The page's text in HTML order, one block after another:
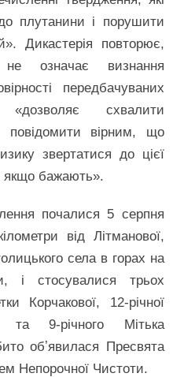
плутанини і порушити
Дикастерія повторює,
означає визнання
передбачуваних
схвалити
повідомити вірним, що
звертатися до цієї
якщо бажають».
почалися 5 серпня
від Літманової,
села в горах на
і стосувалися трьох
Корчакової, 12-річної
та 9-річного Мітька
обʼявилася Пресвята
Непорочної Чистоти.